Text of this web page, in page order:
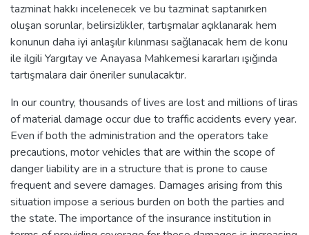
tazminat hakkı incelenecek ve bu tazminat saptanırken
oluşan sorunlar, belirsizlikler, tartışmalar açıklanarak hem
konunun daha iyi anlaşılır kılınması sağlanacak hem de konu
ile ilgili Yargıtay ve Anayasa Mahkemesi kararları ışığında
tartışmalara dair öneriler sunulacaktır.
In our country, thousands of lives are lost and millions of liras
of material damage occur due to traffic accidents every year.
Even if both the administration and the operators take
precautions, motor vehicles that are within the scope of
danger liability are in a structure that is prone to cause
frequent and severe damages. Damages arising from this
situation impose a serious burden on both the parties and
the state. The importance of the insurance institution in